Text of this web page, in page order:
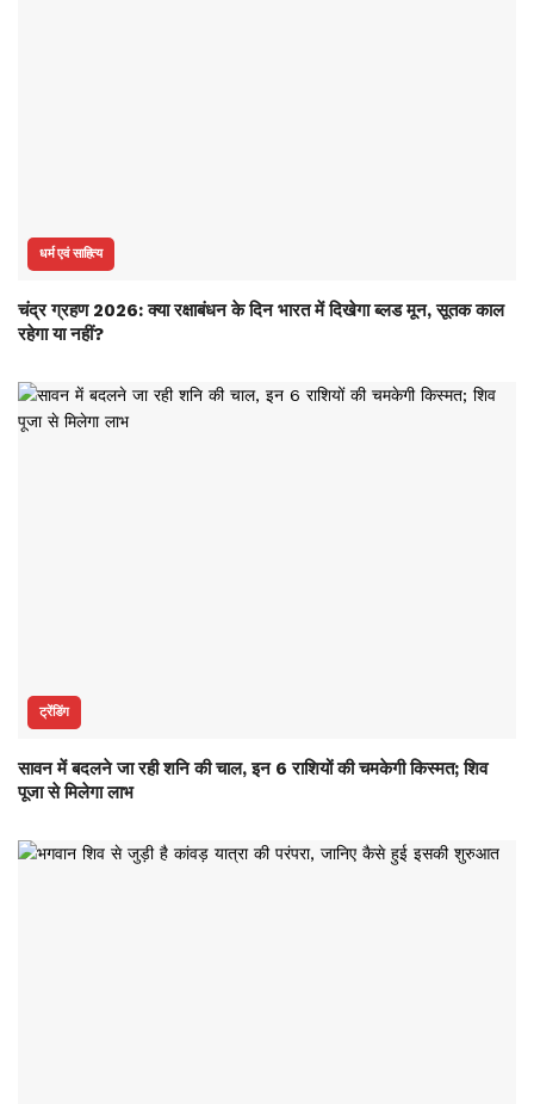
धर्म एवं साहित्य
चंद्र ग्रहण 2026: क्या रक्षाबंधन के दिन भारत में दिखेगा ब्लड मून, सूतक काल
रहेगा या नहीं?
ट्रेंडिंग
सावन में बदलने जा रही शनि की चाल, इन 6 राशियों की चमकेगी किस्मत; शिव
पूजा से मिलेगा लाभ